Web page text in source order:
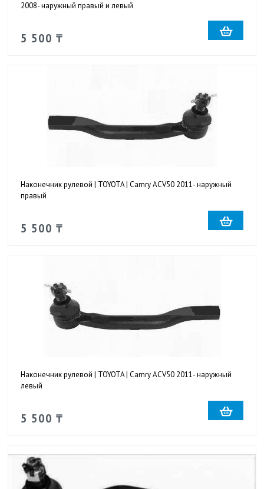
2008- наружный правый и левый
5 500 ₸
Наконечник рулевой | TOYOTA | Camry ACV50 2011- наружный
правый
5 500 ₸
Наконечник рулевой | TOYOTA | Camry ACV50 2011- наружный
левый
5 500 ₸